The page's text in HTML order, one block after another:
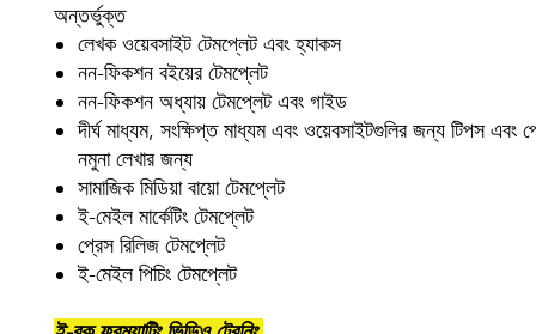
অন্তর্ভুক্ত
লেখক ওয়েবসাইট টেমপ্লেট এবং হ্যাকস
নন-ফিকশন বইয়ের টেমপ্লেট
নন-ফিকশন অধ্যায় টেমপ্লেট এবং গাইড
দীর্ঘ মাধ্যম, সংক্ষিপ্ত মাধ্যম এবং ওয়েবসাইটগুলির জন্য টিপস এবং
নমুনা লেখার জন্য
সামাজিক মিডিয়া বায়ো টেমপ্লেট
ই-মেইল মার্কেটিং টেমপ্লেট
প্রেস রিলিজ টেমপ্লেট
ই-মেইল পিচিং টেমপ্লেট